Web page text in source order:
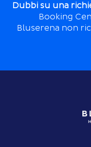
Dubbi su una
Booking
Bluserena non